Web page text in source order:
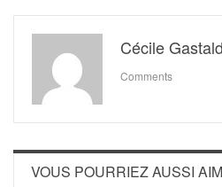
Cécile
Comments
VOUS POURRIEZ AUSSI